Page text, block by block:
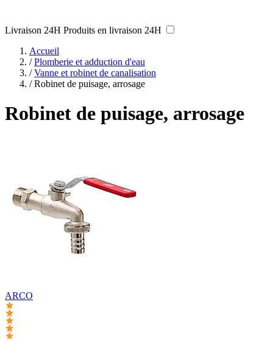
Livraison 24H Produits en livraison 24H
Accueil
/ Plomberie et adduction d'eau
/ Vanne et robinet de canalisation
/ Robinet de puisage, arrosage
Robinet de puisage, arrosage
ARCO